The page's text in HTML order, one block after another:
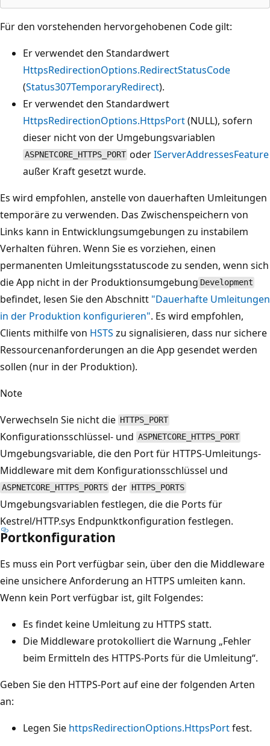
Für den vorstehenden hervorgehobenen Code gilt:
Er verwendet den Standardwert
HttpsRedirectionOptions.RedirectStatusCode
(Status307TemporaryRedirect).
Er verwendet den Standardwert
HttpsRedirectionOptions.HttpsPort(NULL), sofern
dieser nicht von der Umgebungsvariablen
ASPNETCORE_HTTPS_PORT oderIServerAddressesFeature
außer Kraft gesetzt wurde.
Es wird empfohlen, anstelle von dauerhaften Umleitungen
temporäre zu verwenden. Das Zwischenspeichern von
Links kann in Entwicklungsumgebungen zu instabilem
Verhalten führen. Wenn Sie es vorziehen, einen
permanenten Umleitungsstatuscode zu senden, wenn sich
die App nicht in der Produktionsumgebung Development
befindet, lesen Sie den Abschnitt "Dauerhafte Umleitungen
in der Produktion konfigurieren". Es wird empfohlen,
Clients mithilfe von HSTS zu signalisieren, dass nur sichere
Ressourcenanforderungen an die App gesendet werden
sollen (nur in der Produktion).
Note
Verwechseln Sie nicht die HTTPS_PORT
Konfigurationsschlüssel- und ASPNETCORE_HTTPS_PORT
Umgebungsvariable, die den Port für HTTPS-Umleitungs-
Middleware mit dem Konfigurationsschlüssel und
ASPNETCORE_HTTPS_PORTS der HTTPS_PORTS
Umgebungsvariablen festlegen, die die Ports für
Kestrel/HTTP.sys Endpunktkonfiguration festlegen.
Portkonfiguration
Es muss ein Port verfügbar sein, über den die Middleware
eine unsichere Anforderung an HTTPS umleiten kann.
Wenn kein Port verfügbar ist, gilt Folgendes:
Es findet keine Umleitung zu HTTPS statt.
Die Middleware protokolliert die Warnung „Fehler
beim Ermitteln des HTTPS-Ports für die Umleitung“.
Geben Sie den HTTPS-Port auf eine der folgenden Arten
an:
Legen Sie httpsRedirectionOptions.HttpsPortfest.